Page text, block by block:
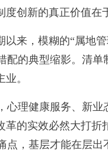
创新的真正价值在
，模糊的“属地管
的典型缩影。清单
。
健康服务、新业
的实效必然大打
，基层才能在层出